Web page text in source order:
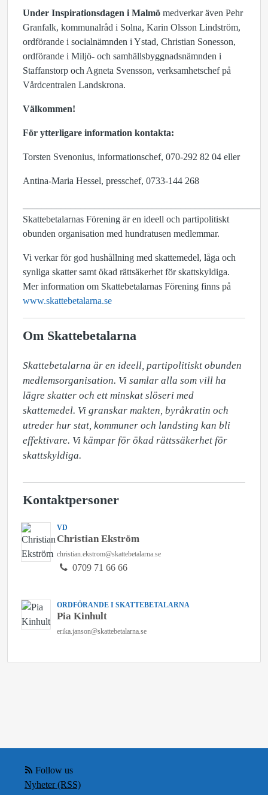
Under Inspirationsdagen i Malmö medverkar även Pehr
Granfalk, kommunalråd i Solna, Karin Olsson Lindström,
ordförande i socialnämnden i Ystad, Christian Sonesson,
ordförande i Miljö- och samhällsbyggnadsnämnden i
Staffanstorp och Agneta Svensson, verksamhetschef på
Vårdcentralen Landskrona.
Välkommen!
För ytterligare information kontakta:
Torsten Svenonius, informationschef, 070-292 82 04 eller
Antina-Maria Hessel, presschef, 0733-144 268
Skattebetalarnas Förening är en ideell och partipolitiskt
obunden organisation med hundratusen medlemmar.
Vi verkar för god hushållning med skattemedel, låga och
synliga skatter samt ökad rättsäkerhet för skattskyldiga.
Mer information om Skattebetalarnas Förening finns på
www.skattebetalarna.se
Om Skattebetalarna
Skattebetalarna är en ideell, partipolitiskt obunden
medlemsorganisation. Vi samlar alla som vill ha
lägre skatter och ett minskat slöseri med
skattemedel. Vi granskar makten, byråkratin och
utreder hur stat, kommuner och landsting kan bli
effektivare. Vi kämpar för ökad rättssäkerhet för
skattskyldiga.
Kontaktpersoner
VD
Christian Ekström
christian.ekstrom@skattebetalarna.se
0709 71 66 66
ORDFÖRANDE I SKATTEBETALARNA
Pia Kinhult
erika.janson@skattebetalarna.se
Follow us
Nyheter (RSS)